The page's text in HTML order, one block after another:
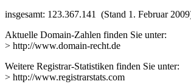
insgesamt: 123.367.141 (Stand 1. Februar
Aktuelle Domain-Zahlen finden Sie unter:
> http://www.domain-recht.de
Weitere Registrar-Statistiken finden Sie unter:
> http://www.registrarstats.com